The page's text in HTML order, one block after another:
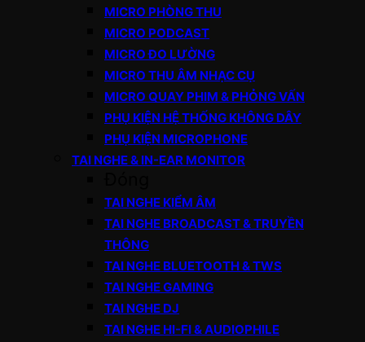
MICRO PHÒNG THU
MICRO PODCAST
MICRO ĐO LƯỜNG
MICRO THU ÂM NHẠC CỤ
MICRO QUAY PHIM & PHỎNG VẤN
PHỤ KIỆN HỆ THỐNG KHÔNG DÂY
PHỤ KIỆN MICROPHONE
TAI NGHE & IN-EAR MONITOR
TAI NGHE KIỂM ÂM
TAI NGHE BROADCAST & TRUYỀN
THÔNG
TAI NGHE BLUETOOTH & TWS
TAI NGHE GAMING
TAI NGHE DJ
TAI NGHE HI-FI & AUDIOPHILE